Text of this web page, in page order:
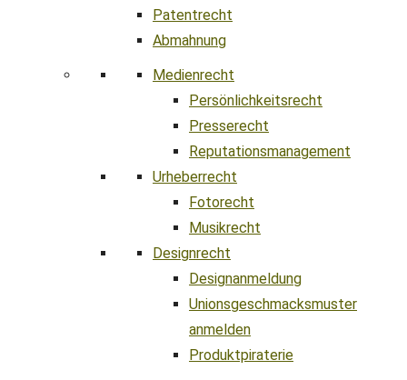
Patentrecht
Abmahnung
Medienrecht
Persönlichkeitsrecht
Presserecht
Reputationsmanagement
Urheberrecht
Fotorecht
Musikrecht
Designrecht
Designanmeldung
Unionsgeschmacksmuster
anmelden
Produktpiraterie